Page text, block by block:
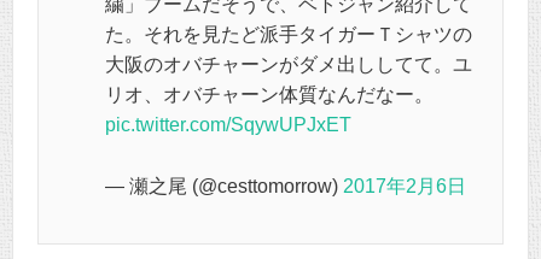
繍」ブームだそうで、ベトジャン紹介して
た。それを見たど派手タイガーＴシャツの
大阪のオバチャーンがダメ出ししてて。ユ
リオ、オバチャーン体質なんだなー。
pic.twitter.com/SqywUPJxET
— 瀬之尾 (@cesttomorrow) 2017年2月6日